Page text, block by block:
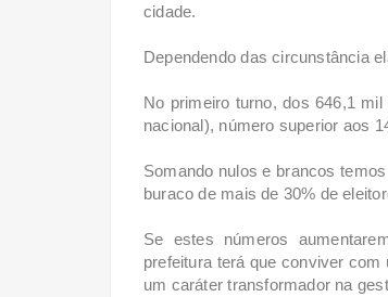
cidade.
Dependendo das circunstância
No primeiro turno, dos 646,1
nacional), número superior aos
Somando nulos e brancos
buraco de mais de 30% de
Se estes números
prefeitura terá que conviver
um caráter transformador na